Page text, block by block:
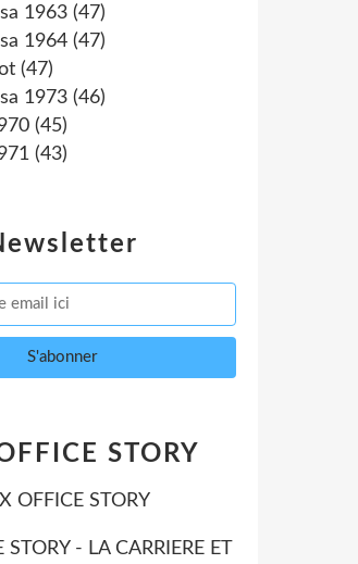
1963 (47)
1964 (47)
(47)
1973 (46)
(45)
(43)
STORY
STORY - LA CARRIERE ET